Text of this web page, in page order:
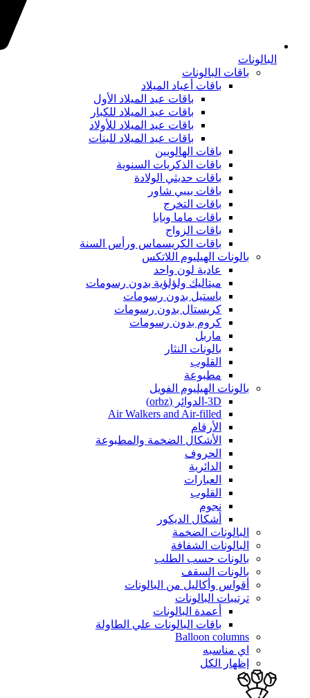
البالونات
باقات البالونات
باقات أعياد الميلاد
باقات عيد الميلاد الأول
باقات عيد الميلاد للكبار
باقات عيد الميلاد للأولاد
باقات عيد الميلاد للبنات
باقات الهالويين
باقات الذكريات السنوية
باقات حديثي الولادة
باقات بيبي شاور
باقات التخرج
باقات ماما وبابا
باقات الزواج
باقات الكريسماس ورأس السنة
بالونات الهيليوم اللاتكس
عادية لون واحد
ميتاليك ولؤلؤية بدون رسومات
باستيل بدون رسومات
كريستال بدون رسومات
كروم بدون رسومات
ماربل
بالونات النثار
القلوب
مطبوعة
بالونات الهيليوم الفويل
3D-الدوائر (orbz)
Air Walkers and Air-filled
الأرقام
الأشكال الضخمة والمطبوعة
الحروف
الدائرية
العبارات
القلوب
نجوم
أشكال الديكور
البالونات الضخمة
البالونات الشفافة
بالونات حسب الطلب
بالونات السقف
أقواس وأكاليل من البالونات
ترتيبات البالونات
أعمدة البالونات
باقات البالونات علي الطاولة
Balloon columns
اي مناسبه
إظهار الكل